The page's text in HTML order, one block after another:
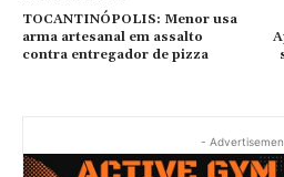
TOCANTINÓPOLIS: Menor usa
arma artesanal em assalto
contra entregador de pizza
-